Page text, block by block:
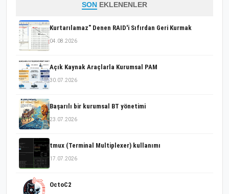
SON EKLENENLER
Kurtarılamaz" Denen RAID'i Sıfırdan Geri Kurmak
04.08.2026
Açık Kaynak Araçlarla Kurumsal PAM
30.07.2026
Başarılı bir kurumsal BT yönetimi
23.07.2026
tmux (Terminal Multiplexer) kullanımı
17.07.2026
OctoC2